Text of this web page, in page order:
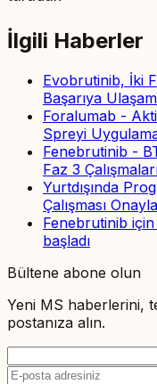
İlgili Haberler
Evobrutinib, İki
Başarıya
Foralumab -
Spreyi
Fenebrutinib -
Faz 3
Yurtdışında
Çalışması
Fenebrutinib
başladı
Bültene abone olun
Yeni MS haberlerini,
postanıza alın.